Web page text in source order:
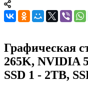
Графическая
265K, NVIDIA
SSD 1 - 2TB,